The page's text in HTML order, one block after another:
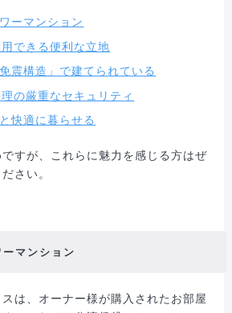
ーマンション
できる便利な立地
震構造」で建てられている
の厳重なセキュリティ
快適に暮らせる
すが、これらに魅力を感じる方はぜ
さい。
マンション
は、オーナー様が購入されたお部屋